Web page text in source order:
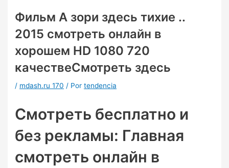
Фильм А зори здесь тихие ..
2015 смотреть онлайн в
хорошем HD 1080 720
качествеСмотреть здесь
/ mdash.ru 170 / Portendencia
Смотреть бесплатно и
без рекламы: Главная
смотреть онлайн в